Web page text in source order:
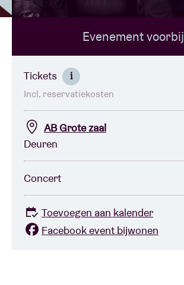
BRDCST
ABtv
Concertcheque
Over AB
Contact
Evenement voorbij
Tickets i
Incl. reservatiekosten
AB Grote zaal
Deuren
Concert
Toevoegen aan kalender
Facebook event bijwonen